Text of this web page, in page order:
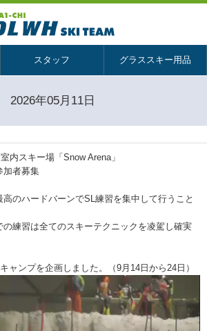
スタッフ グラススキー用品
2026年05月11日
内スキー場「Snow Arena」
加者募集
のハードバーンでSL練習を集中して行うこと
の練習は全てのスキーテクニックを凌駕し確実
ャンプを企画しました。（9月14日から24日）